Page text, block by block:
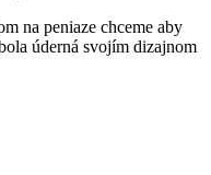
na peniaze chceme aby
úderná svojím dizajnom